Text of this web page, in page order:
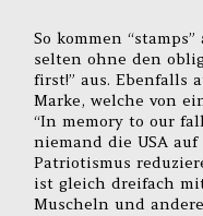
So kommen
selten ohne den
first!” aus. Ebenfalls
Marke, welche von
“In memory to our
niemand die USA
Patriotismus
ist gleich dreifach
Muscheln und